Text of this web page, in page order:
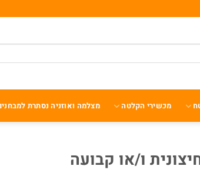
מכשירי הקלטה מצלמה ואוזניה נסתרת
ו/או קבועה